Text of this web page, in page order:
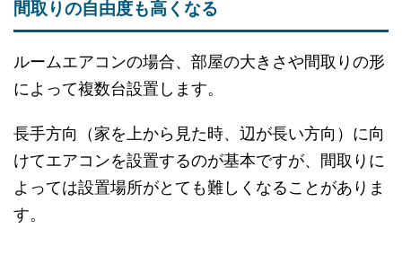
間取りの自由度も高くなる
ルームエアコンの場合、部屋の大きさや間取りの形
によって複数台設置します。
長手方向（家を上から見た時、辺が長い方向）に向
けてエアコンを設置するのが基本ですが、間取りに
よっては設置場所がとても難しくなることがありま
す。